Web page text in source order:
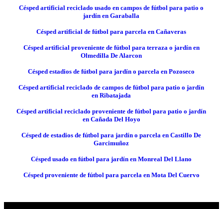
Césped artificial reciclado usado en campos de fútbol para patio o
jardín en Garaballa
Césped artificial de fútbol para parcela en Cañaveras
Césped artificial proveniente de fútbol para terraza o jardín en
Olmedilla De Alarcon
Césped estadios de fútbol para jardín o parcela en Pozoseco
Césped artificial reciclado de campos de fútbol para patio o jardín
en Ribatajada
Césped artificial reciclado proveniente de fútbol para patio o jardín
en Cañada Del Hoyo
Césped de estadios de fútbol para jardín o parcela en Castillo De
Garcimuñoz
Césped usado en fútbol para jardín en Monreal Del Llano
Césped proveniente de fútbol para parcela en Mota Del Cuervo